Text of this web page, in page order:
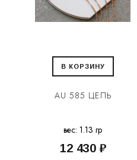
В КОРЗИНУ
AU 585 ЦЕПЬ
вес: 1.13 гр
12 430 ₽